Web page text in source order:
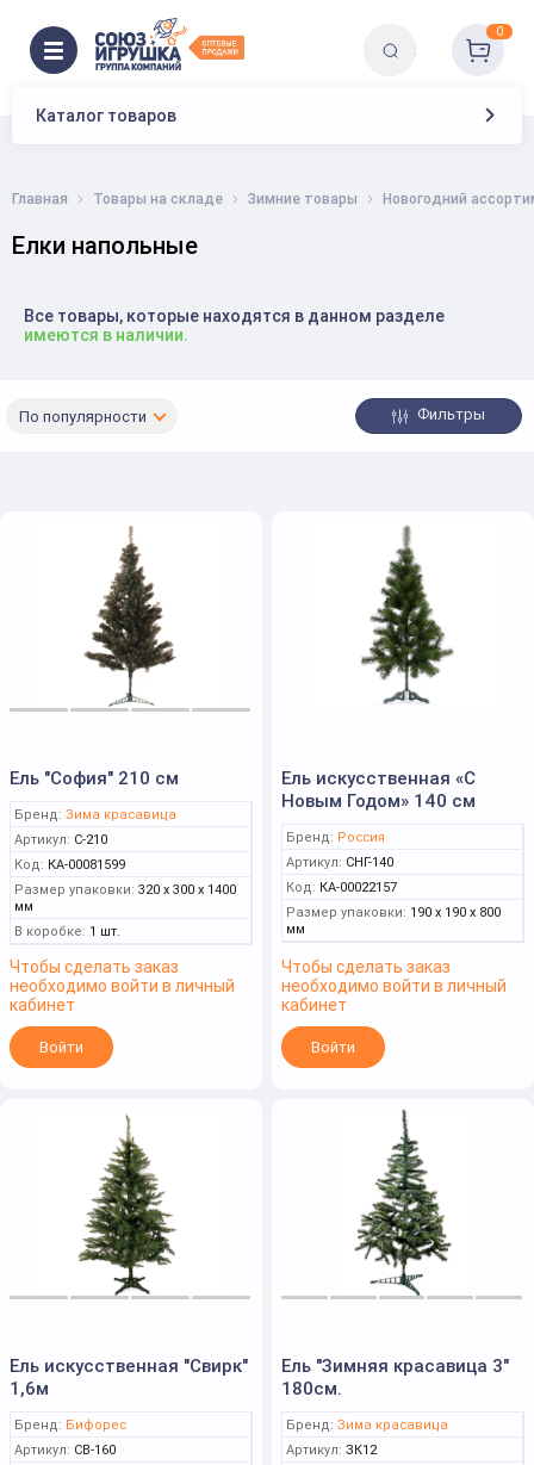
Каталог товаров
0
Главная Товары на складе Зимние товары Новогодний
Елки напольные
Все товары, которые находятся в данном разделе
имеются в наличии.
По популярности Фильтры
Ель "София" 210 см
Бренд: Зима красавица
Артикул: С-210
Код: КА-00081599
Размер упаковки: 320 x 300 x 1400
мм
В коробке: 1 шт.
Чтобы сделать заказ
необходимо войти в личный
кабинет
Войти
Ель искусственная «С
Новым Годом» 140 см
Бренд: Россия
Артикул: СНГ-140
Код: КА-00022157
Размер упаковки: 190 x 190 x 800
мм
Чтобы сделать заказ
необходимо войти в личный
кабинет
Войти
Ель искусственная "Свирк"
1,6м
Бренд: Бифорес
Артикул: СВ-160
Ель "Зимняя красавица 3"
180см.
Бренд: Зима красавица
Артикул: ЗК12